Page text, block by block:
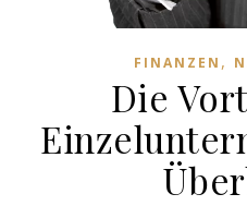
FINANZEN ,
Die